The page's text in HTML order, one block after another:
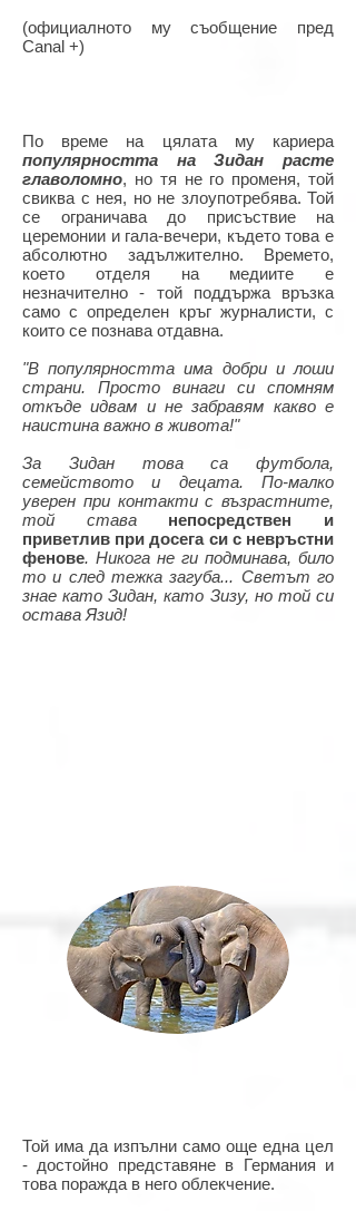
(официалното му съобщение пред
Canal +)
По време на цялата му кариера
популярността на Зидан расте
главоломно, но тя не го променя, той
свиква с нея, но не злоупотребява. Той
се ограничава до присъствие на
церемонии и гала-вечери, където това е
абсолютно задължително. Времето,
което отделя на медиите е
незначително - той поддържа връзка
само с определен кръг журналисти, с
които се познава отдавна.
"В популярността има добри и лоши
страни. Просто винаги си спомням
откъде идвам и не забравям какво е
наистина важно в живота!"
За Зидан това са футбола,
семейството и децата. По-малко
уверен при контакти с възрастните,
той става непосредствен и
приветлив при досега си с невръстни
фенове. Никога не ги подминава, било
то и след тежка загуба... Светът го
знае като Зидан, като Зизу, но той си
остава Язид!
Той има да изпълни само още една цел
- достойно представяне в Германия и
това поражда в него облекчение.